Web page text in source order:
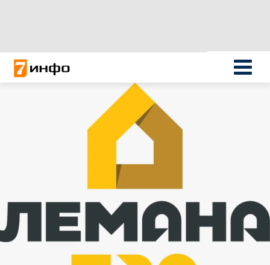
Новости России
Политика
Новости мира
Все материалы 7инфо
ПОИСК ПО САЙТУ